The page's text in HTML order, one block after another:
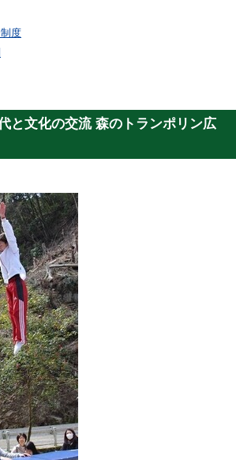
度
と文化の交流 森のトランポリン広